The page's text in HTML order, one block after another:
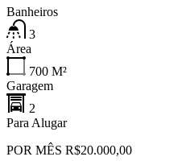
Banheiros
3
Área
700 M²
Garagem
2
Para Alugar
POR MÊS R$20.000,00